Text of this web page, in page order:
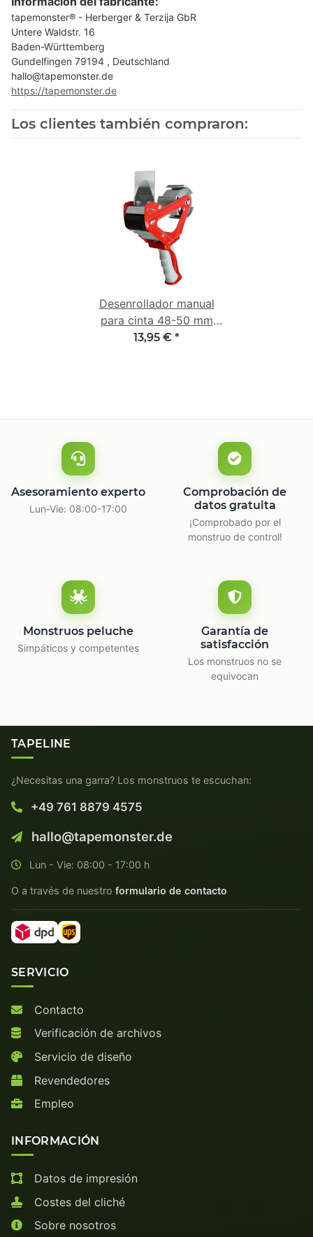
tapemonster® - Herberger & Terzija GbR
Untere Waldstr. 16
Baden-Württemberg
Gundelfingen 79194 , Deutschland
hallo@tapemonster.de
https://tapemonster.de
Los clientes también compraron:
Desenrollador manual
para cinta 48-50 mm
con empuñadura 2K de
13,95 € *
Asesoramiento experto
Lun-Vie: 08:00-17:00
Comprobación de
datos gratuita
¡Comprobado por el
monstruo de control!
Monstruos peluche
Simpáticos y competentes
Garantía de
satisfacción
Los monstruos no se
equivocan
TAPELINE
¿Necesitas una garra? Los monstruos te escuchan:
+49 761 8879 4575
hallo@tapemonster.de
Lun - Vie: 08:00 - 17:00 h
O a través de nuestro formulario de contacto
SERVICIO
Contacto
Verificación de archivos
Servicio de diseño
Revendedores
Empleo
INFORMACIÓN
Datos de impresión
Costes del cliché
Sobre nosotros